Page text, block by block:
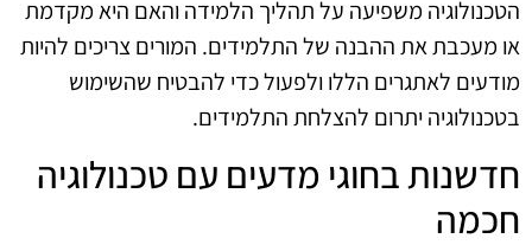
הטכנולוגיה משפיעה על תהליך הלמידה והאם היא מקדמת
או מעכבת את ההבנה של התלמידים. המורים צריכים להיות
מודעים לאתגרים הללו ולפעול כדי להבטיח שהשימוש
בטכנולוגיה יתרום להצלחת התלמידים.
חדשנות בחוגי מדעים עם טכנולוגיה
חכמה